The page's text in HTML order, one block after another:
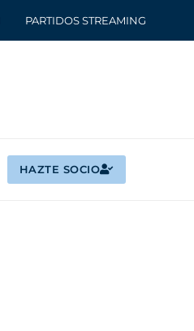
PARTIDOS STREAMING
HAZTE SOCIO